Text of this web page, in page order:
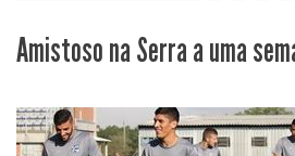
Amistoso na Serra a uma